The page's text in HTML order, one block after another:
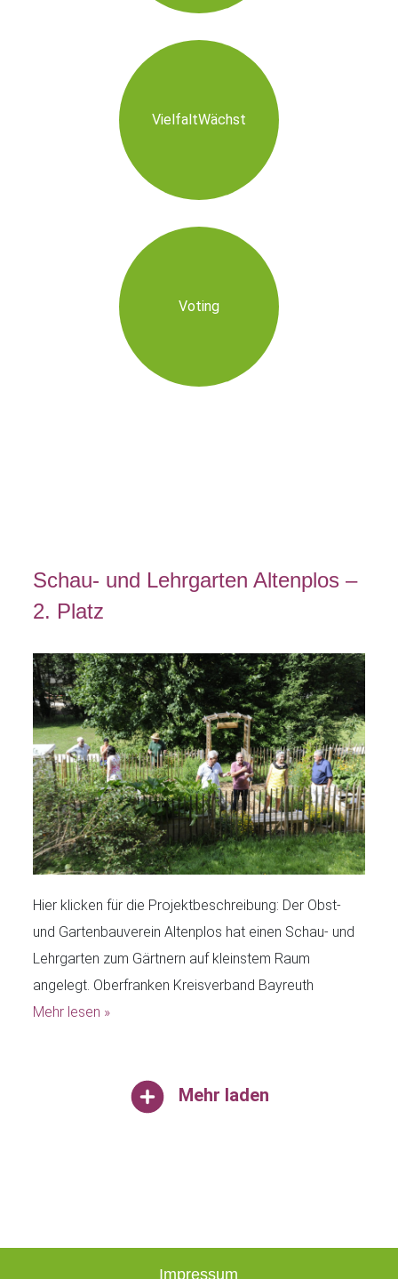
VielfaltWächst
Voting
Schau- und Lehrgarten Altenplos –
2. Platz
Hier klicken für die Projektbeschreibung: Der Obst-
und Gartenbauverein Altenplos hat einen Schau- und
Lehrgarten zum Gärtnern auf kleinstem Raum
angelegt. Oberfranken Kreisverband Bayreuth
Mehr lesen »
Mehr laden
Impressum